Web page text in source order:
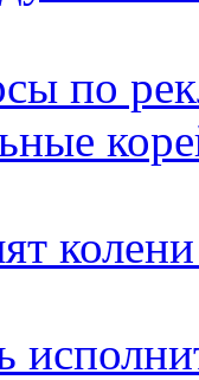
по